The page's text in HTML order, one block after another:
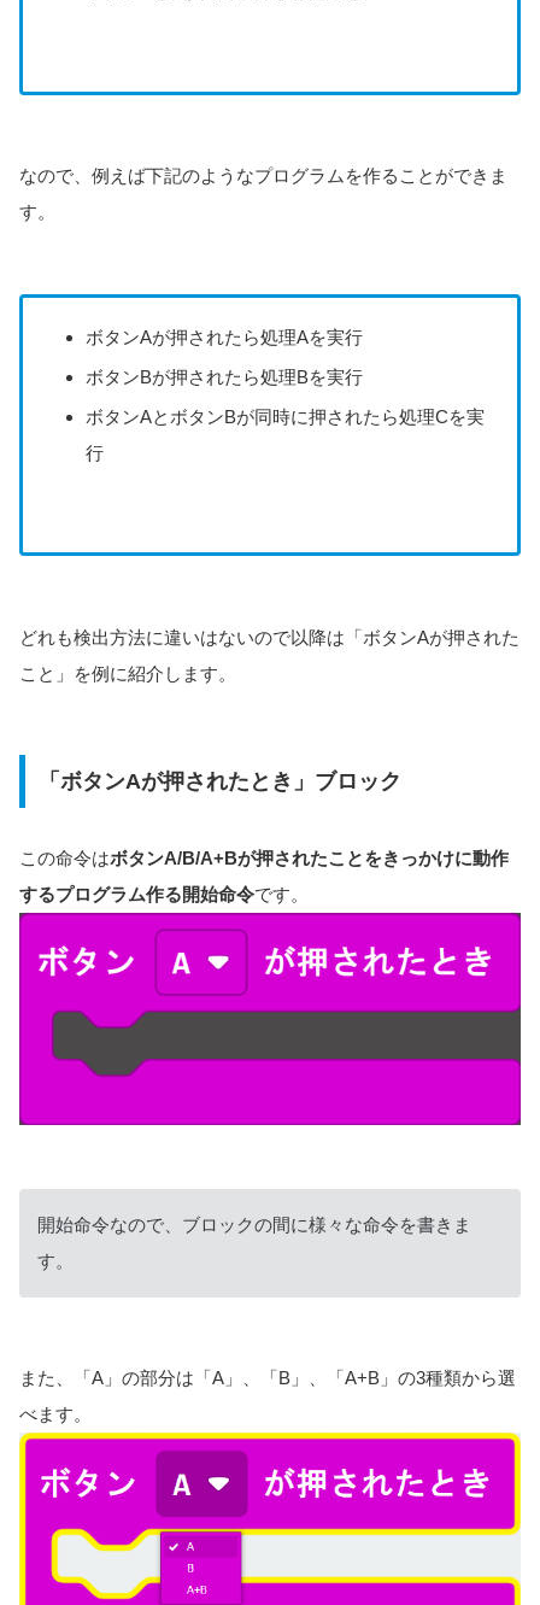
なので、例えば下記のようなプログラムを作ることができま
す。
ボタンAが押されたら処理Aを実行
ボタンBが押されたら処理Bを実行
ボタンAとボタンBが同時に押されたら処理Cを実
行
どれも検出方法に違いはないので以降は「ボタンAが押された
こと」を例に紹介します。
「ボタンAが押されたとき」ブロック
この命令はボタンA/B/A+Bが押されたことをきっかけに動作
するプログラム作る開始命令です。
開始命令なので、ブロックの間に様々な命令を書きま
す。
また、「A」の部分は「A」、「B」、「A+B」の3種類から選
べます。